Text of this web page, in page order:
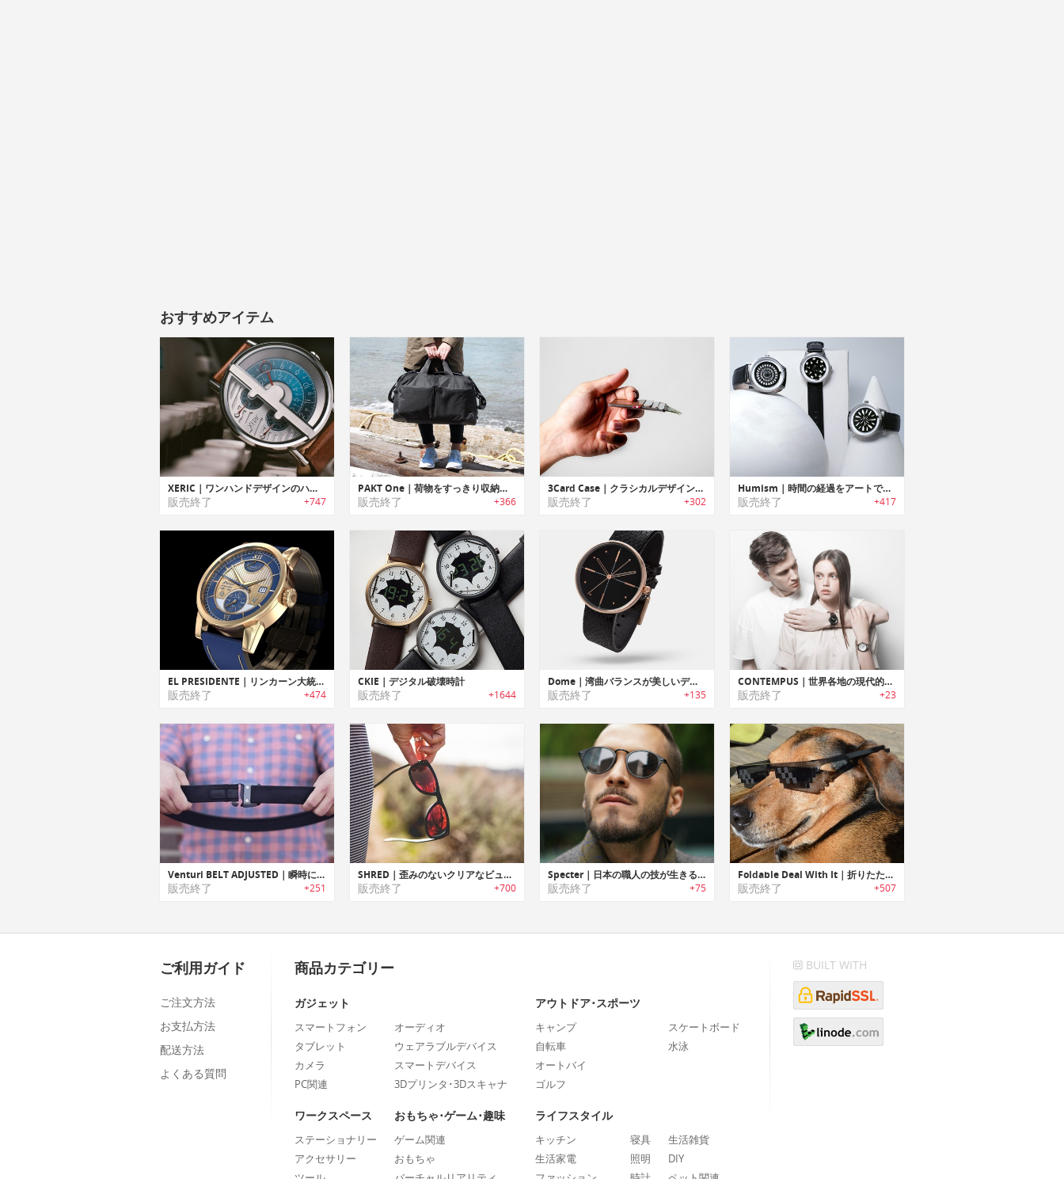
おすすめアイテム
XERIC｜ワンハンドデザインのハイエンドウォッチ「ゼリック」
販売終了 +747
PAKT One｜荷物をすっきり収納可能なトラベルバッグ「パックワン」
販売終了 +366
3Card Case｜クラシカルデザインミニマルカードケース「スリーカードケース」
販売終了 +302
Humism｜時間の経過をアートで表現するキネティックアートオートマチック時計「ヒューミズム」
販売終了 +417
EL PRESIDENTE｜リンカーン大統領の懐中時計にインスパイアされたデザイン時計「エルプレジデンテ」
販売終了 +474
CKIE｜デジタル破壊時計
販売終了 +1644
Dome｜湾曲バランスが美しいデザインリストウォッチ「ドーム」
販売終了 +135
CONTEMPUS｜世界各地の現代的なデザイン、建築、芸術に触発されたリストウォッチシリーズ「コンテンパス」
販売終了 +23
Venturi BELT ADJUSTED｜瞬時に着脱・調整可能なベルト「ベルトアジャステッド」
販売終了 +251
SHRED｜歪みのないクリアなビューを提供する液状ウレタンレンズサングラス「シュレッド」
販売終了 +700
Specter｜日本の職人の技が生きるスタイリッシュなフラットレンズスタイルサングラス「スペクター」
販売終了 +75
Foldable Deal With It｜折りたたみ式Deal With itサングラス
販売終了 +507
ご利用ガイド
ご注文方法
お支払方法
配送方法
よくある質問
商品カテゴリー
ガジェット
スマートフォン
タブレット
カメラ
PC関連
オーディオ
ウェアラブルデバイス
スマートデバイス
3Dプリンタ･3Dスキャナ
アウトドア･スポーツ
キャンプ
自転車
オートバイ
ゴルフ
スケートボード
水泳
ワークスペース
ステーショナリー
アクセサリー
おもちゃ･ゲーム･趣味
ゲーム関連
おもちゃ
ライフスタイル
キッチン
生活家電
寝具
照明
生活雑貨
DIY
BUILT WITH